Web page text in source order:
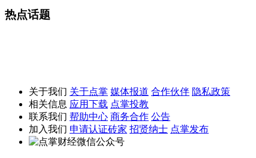
热点话题
关于我们 关于点掌 媒体报道 合作伙伴 隐私政策
相关信息 应用下载 点掌投教
联系我们 帮助中心 商务合作 公告
加入我们 申请认证砖家 招贤纳士 点掌发布